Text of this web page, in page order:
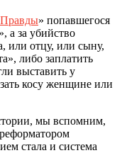
Правды» попавшегося
а за убийство
или отцу, или сыну,
либо заплатить
выставить у
косу женщине или
мы вспомним,
стала и система